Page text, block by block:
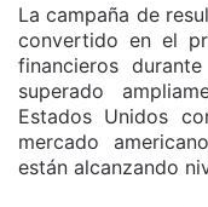
La campaña de
convertido en el
financieros
superado
Estados Unidos
mercado
están alcanzando